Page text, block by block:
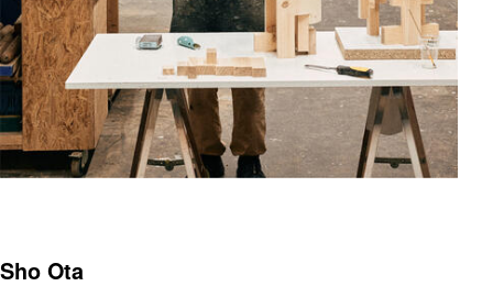
Sho Ota